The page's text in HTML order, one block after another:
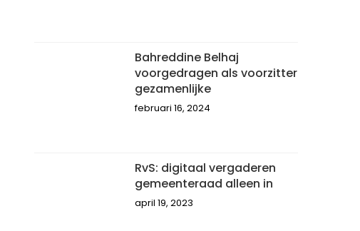
Bahreddine Belhaj
voorgedragen als voorzitter
gezamenlijke
februari 16, 2024
RvS: digitaal vergaderen
gemeenteraad alleen in
april 19, 2023